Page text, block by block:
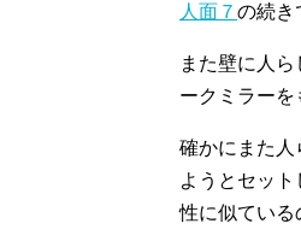
人面７ の続き
また壁に人
ークミラーを
確かにまた人
ようとセッ
性に似ている